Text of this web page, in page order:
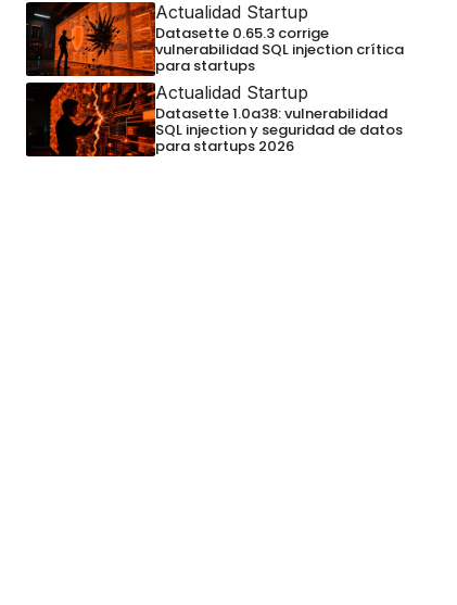
Actualidad Startup
Datasette 0.65.3 corrige
vulnerabilidad SQL injection crítica
para startups
Actualidad Startup
Datasette 1.0a38: vulnerabilidad
SQL injection y seguridad de datos
para startups 2026